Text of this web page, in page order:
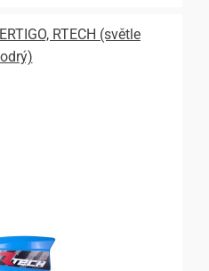
RTECH (světle